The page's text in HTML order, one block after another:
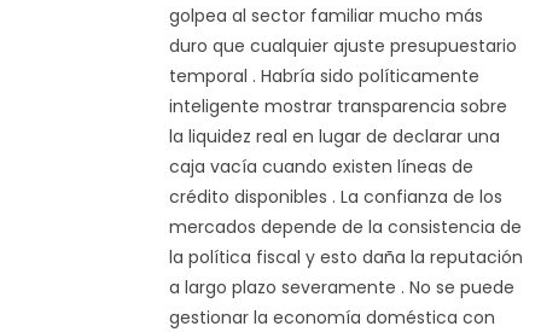
golpea al sector familiar mucho más
duro que cualquier ajuste presupuestario
temporal . Habría sido políticamente
inteligente mostrar transparencia sobre
la liquidez real en lugar de declarar una
caja vacía cuando existen líneas de
crédito disponibles . La confianza de los
mercados depende de la consistencia de
la política fiscal y esto daña la reputación
a largo plazo severamente . No se puede
gestionar la economía doméstica con